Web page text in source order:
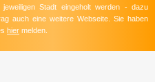
Stadt eingeholt werden - dazu
auch eine weitere Webseite. Sie haben
hier melden.